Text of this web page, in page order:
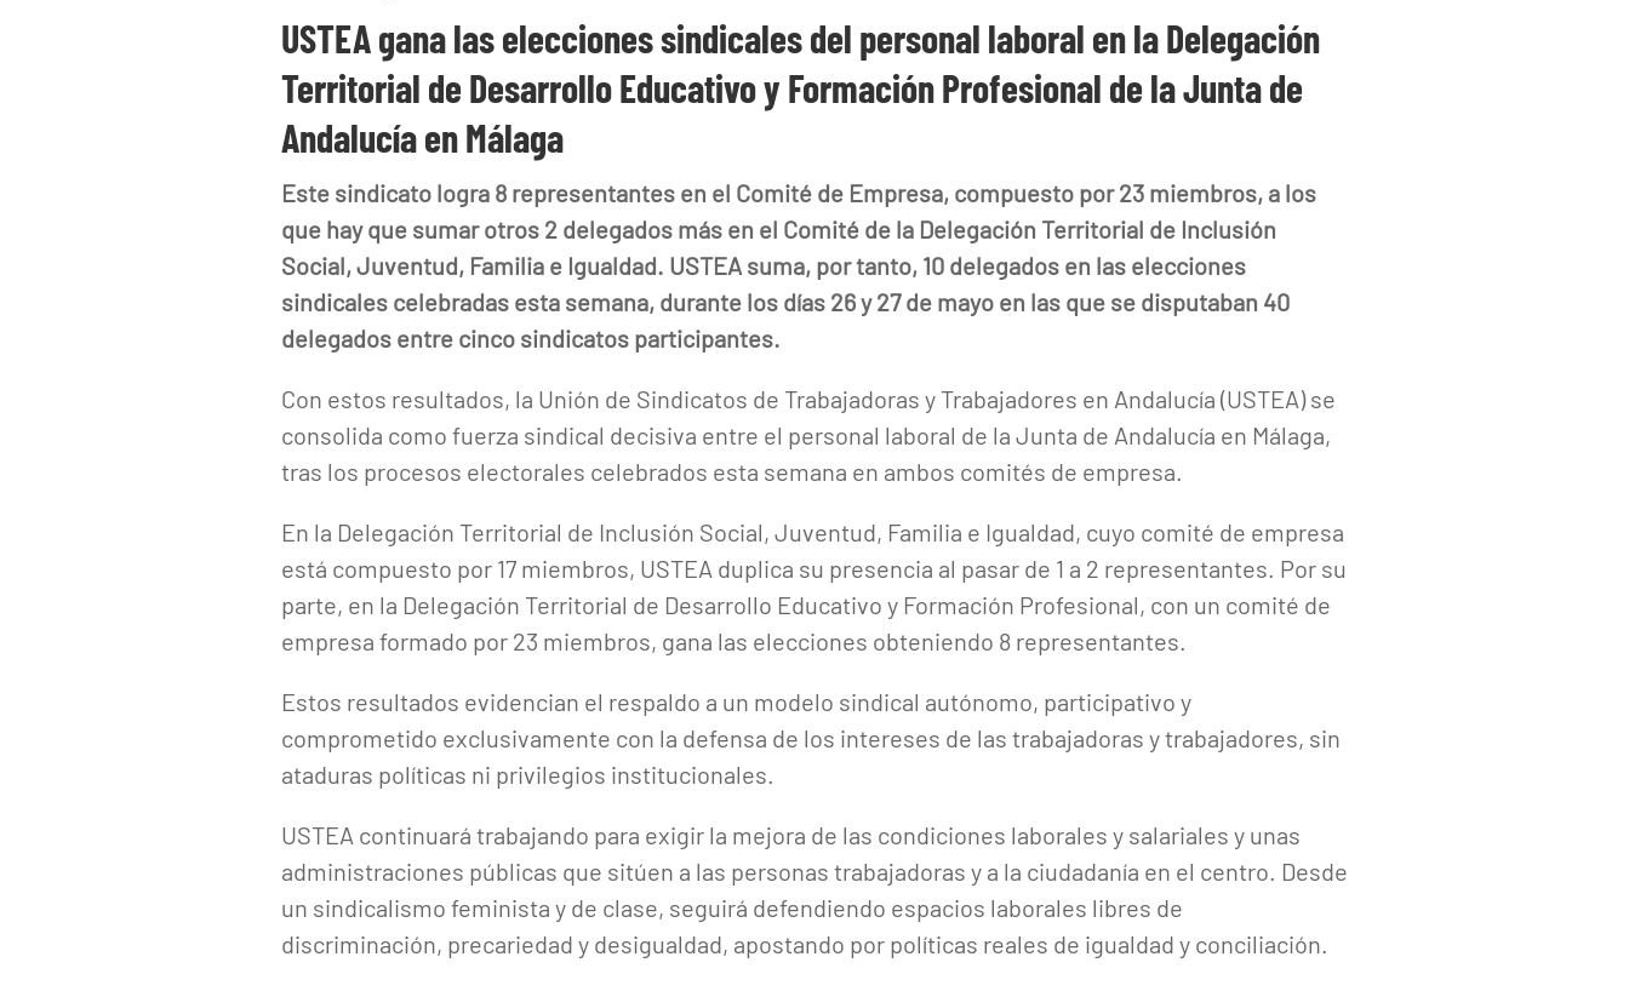
USTEA gana las elecciones sindicales del personal laboral en la Delegación
Territorial de Desarrollo Educativo y Formación Profesional de la Junta de
Andalucía en Málaga
Este sindicato logra 8 representantes en el Comité de Empresa, compuesto por 23 miembros, a los
que hay que sumar otros 2 delegados más en el Comité de la Delegación Territorial de Inclusión
Social, Juventud, Familia e Igualdad. USTEA suma, por tanto, 10 delegados en las elecciones
sindicales celebradas esta semana, durante los días 26 y 27 de mayo en las que se disputaban 40
delegados entre cinco sindicatos participantes.
Con estos resultados, la Unión de Sindicatos de Trabajadoras y Trabajadores en Andalucía (USTEA) se
consolida como fuerza sindical decisiva entre el personal laboral de la Junta de Andalucía en Málaga,
tras los procesos electorales celebrados esta semana en ambos comités de empresa.
En la Delegación Territorial de Inclusión Social, Juventud, Familia e Igualdad, cuyo comité de empresa
está compuesto por 17 miembros, USTEA duplica su presencia al pasar de 1 a 2 representantes. Por su
parte, en la Delegación Territorial de Desarrollo Educativo y Formación Profesional, con un comité de
empresa formado por 23 miembros, gana las elecciones obteniendo 8 representantes.
Estos resultados evidencian el respaldo a un modelo sindical autónomo, participativo y
comprometido exclusivamente con la defensa de los intereses de las trabajadoras y trabajadores, sin
ataduras políticas ni privilegios institucionales.
USTEA continuará trabajando para exigir la mejora de las condiciones laborales y salariales y unas
administraciones públicas que sitúen a las personas trabajadoras y a la ciudadanía en el centro. Desde
un sindicalismo feminista y de clase, seguirá defendiendo espacios laborales libres de
discriminación, precariedad y desigualdad, apostando por políticas reales de igualdad y conciliación.